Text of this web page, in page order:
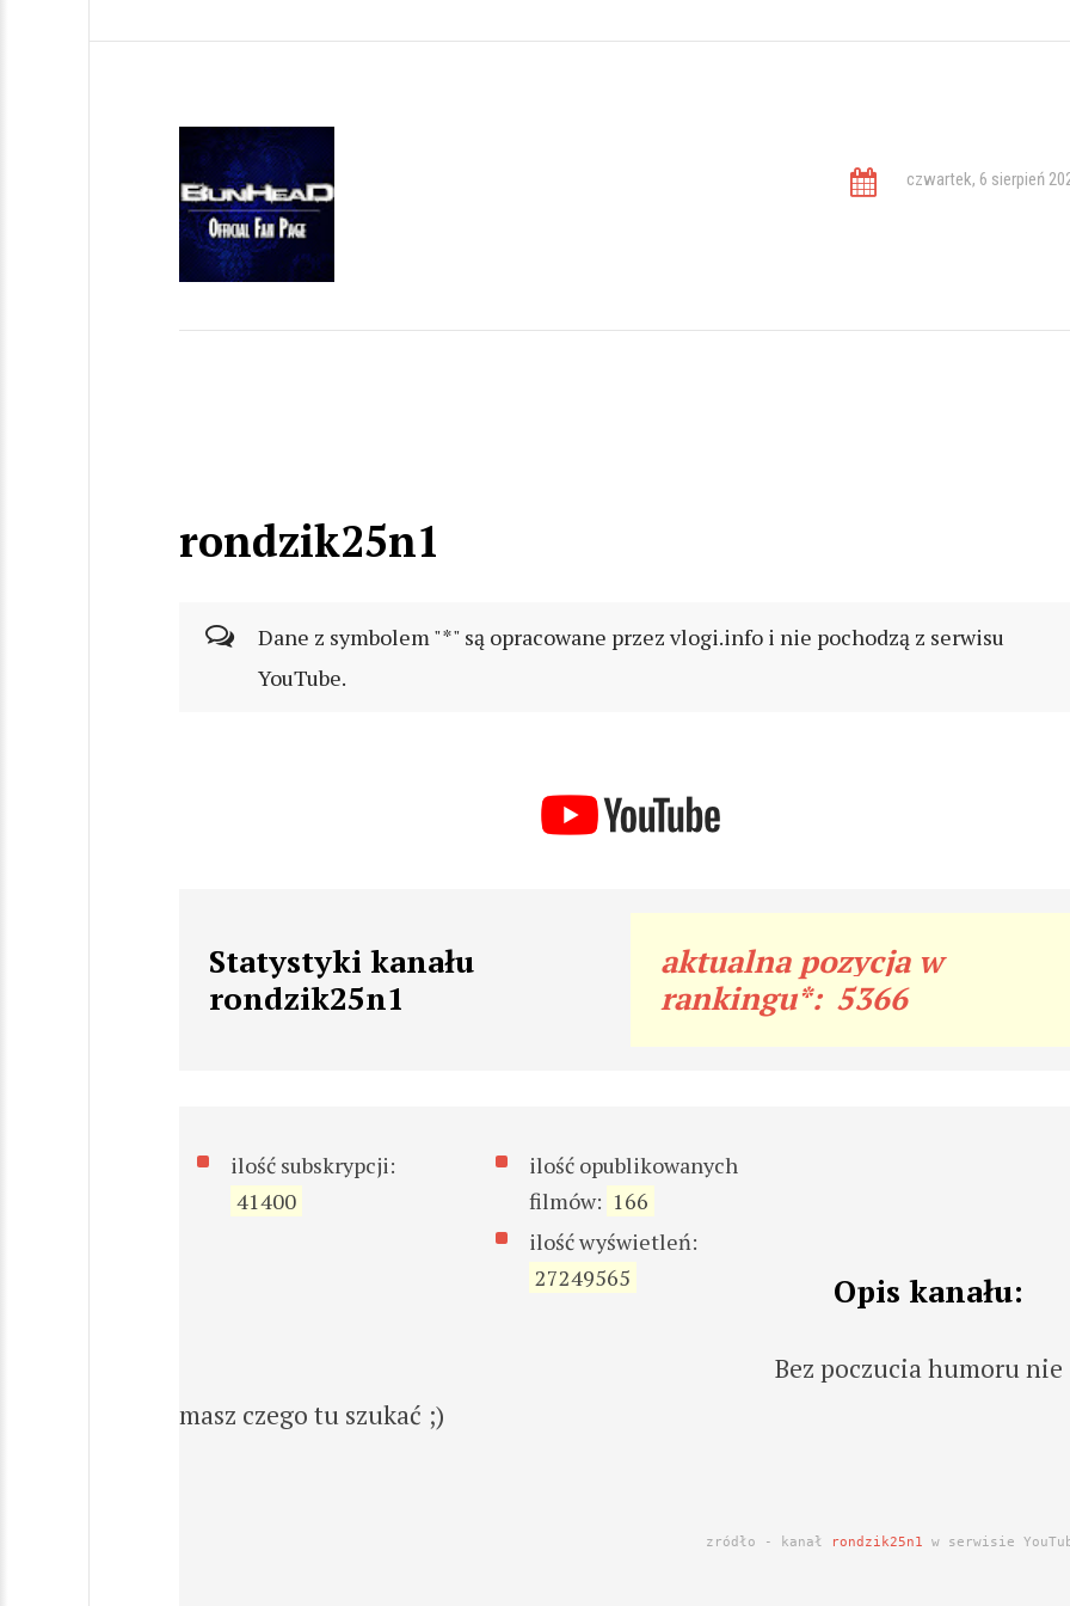
czwartek, 6 sierpień
rondzik25n1
Dane z symbolem "*" są opracowane przez vlogi.info i nie pochodzą z serwisu
YouTube.
Statystyki kanału
rondzik25n1
aktualna pozycja w
rankingu*: 5366
ilość subskrypcji:
41400
ilość opublikowanych
filmów: 166
ilość wyświetleń:
27249565
Opis kanału:
Bez poczucia humoru nie
masz czego tu szukać ;)
zródło - kanał rondzik25n1 w serwisie